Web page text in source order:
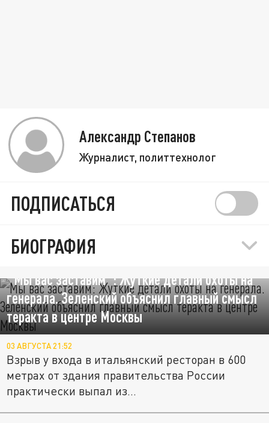
Александр Степанов
Журналист, политтехнолог
ПОДПИСАТЬСЯ
БИОГРАФИЯ
"Мы вас заставим": Жуткие детали охоты на
генерала. Зеленский объяснил главный смысл
теракта в центре Москвы
03 АВГУСТА 21:52
Взрыв у входа в итальянский ресторан в 600
метрах от здания правительства России
практически выпал из...